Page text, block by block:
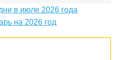
в июле 2026 года
на 2026 год